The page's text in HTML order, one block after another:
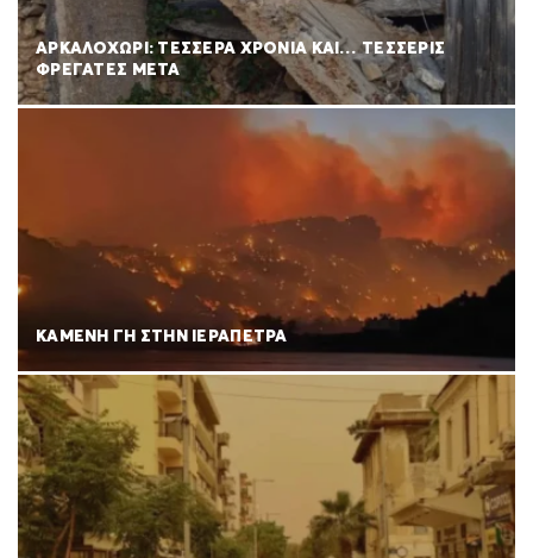
ΑΡΚΑΛΟΧΩΡΙ: ΤΕΣΣΕΡΑ ΧΡΟΝΙΑ ΚΑΙ… ΤΕΣΣΕΡΙΣ
ΦΡΕΓΑΤΕΣ ΜΕΤΑ
ΚΑΜΕΝΗ ΓΗ ΣΤΗΝ ΙΕΡΑΠΕΤΡΑ